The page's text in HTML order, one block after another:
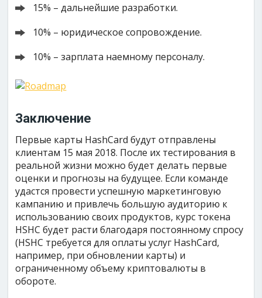
15% – дальнейшие разработки.
10% – юридическое сопровождение.
10% – зарплата наемному персоналу.
Заключение
Первые карты HashCard будут отправлены
клиентам 15 мая 2018. После их тестирования в
реальной жизни можно будет делать первые
оценки и прогнозы на будущее. Если команде
удастся провести успешную маркетинговую
кампанию и привлечь большую аудиторию к
использованию своих продуктов, курс токена
HSHC будет расти благодаря постоянному спросу
(HSHC требуется для оплаты услуг HashCard,
например, при обновлении карты) и
ограниченному объему криптовалюты в
обороте.